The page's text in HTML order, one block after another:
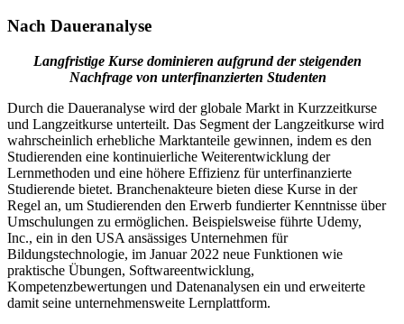
Nach Daueranalyse
Langfristige Kurse dominieren aufgrund der steigenden
Nachfrage von unterfinanzierten Studenten
Durch die Daueranalyse wird der globale Markt in Kurzzeitkurse
und Langzeitkurse unterteilt. Das Segment der Langzeitkurse wird
wahrscheinlich erhebliche Marktanteile gewinnen, indem es den
Studierenden eine kontinuierliche Weiterentwicklung der
Lernmethoden und eine höhere Effizienz für unterfinanzierte
Studierende bietet. Branchenakteure bieten diese Kurse in der
Regel an, um Studierenden den Erwerb fundierter Kenntnisse über
Umschulungen zu ermöglichen. Beispielsweise führte Udemy,
Inc., ein in den USA ansässiges Unternehmen für
Bildungstechnologie, im Januar 2022 neue Funktionen wie
praktische Übungen, Softwareentwicklung,
Kompetenzbewertungen und Datenanalysen ein und erweiterte
damit seine unternehmensweite Lernplattform.